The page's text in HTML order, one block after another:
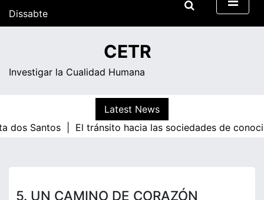
15:00
CETR
Investigar la Cualidad Humana
Latest News
Santos |El tránsito hacia las sociedades de
5. UN CAMINO DE CORAZÓN